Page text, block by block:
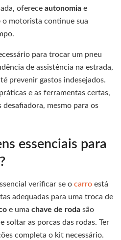
oferece autonomia e
o motorista continue sua
para trocar um pneu
de assistência na estrada,
prevenir gastos indesejados.
e as ferramentas certas,
mesmo para os
essenciais para
verificar se o carro está
adequadas para uma troca de
e uma chave de roda são
soltar as porcas das rodas. Ter
completa o kit necessário.